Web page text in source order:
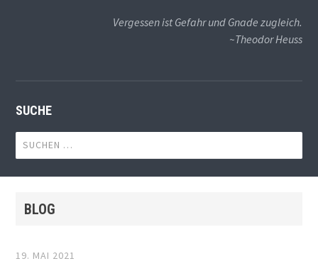
Vergessen ist Gefahr und Gnade zugleich.
~Theodor Heuss
SUCHE
Suchen
nach:
BLOG
19. MAI 2021